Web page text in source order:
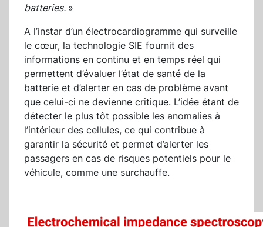
batteries. »
A l’instar d’un électrocardiogramme qui surveille
le cœur, la technologie SIE fournit des
informations en continu et en temps réel qui
permettent d’évaluer l’état de santé de la
batterie et d’alerter en cas de problème avant
que celui-ci ne devienne critique. L’idée étant de
détecter le plus tôt possible les anomalies à
l’intérieur des cellules, ce qui contribue à
garantir la sécurité et permet d’alerter les
passagers en cas de risques potentiels pour le
véhicule, comme une surchauffe.